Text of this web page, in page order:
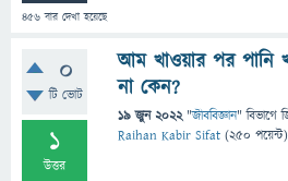
456 বার দেখা হয়েছে
0
টি ভোট
1
উত্তর
আম খাওয়ার পর পানি
না কেন?
19 জুন 2022 "জীববিজ্ঞান" বিভাগে
Raihan Kabir Sifat (250 পয়েন্ট)